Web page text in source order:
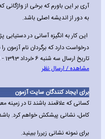
آری بر این باورم که برخی از
به دور از اندیشه اصلی باشد.
این کار به انگیزه آسانی در
درخواست دارد که برگردان نام آزمون را
تاریخ ارسال سه شنبه 6 خرداد 1393 - 10:59 ق.ظ | مدیریت نظرات کاربران (0) |
مشاهده / ارسال نظر
برای ایجاد کنندگان سایت آزمون
کسانی که علاقمند باشند تا در
کامل، نشانی پیشکش خواهم کرد.
برای نمونه نشانی زیررا ببینید.